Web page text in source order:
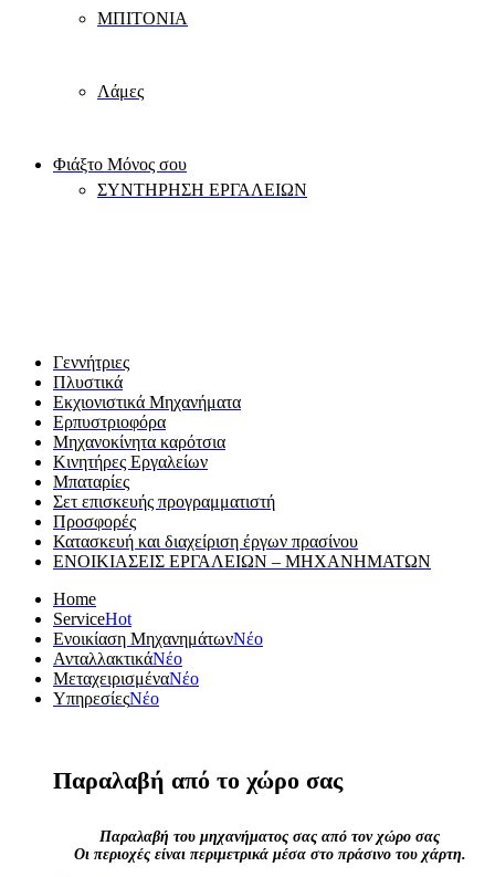
ΜΠΙΤΟΝΙΑ
Λάμες
Φιάξτο Μόνος σου
ΣΥΝΤΗΡΗΣΗ ΕΡΓΑΛΕΙΩΝ
Γεννήτριες
Πλυστικά
Εκχιονιστικά Μηχανήματα
Ερπυστριοφόρα
Μηχανοκίνητα καρότσια
Κινητήρες Εργαλείων
Μπαταρίες
Σετ επισκευής προγραμματιστή
Προσφορές
Κατασκευή και διαχείριση έργων πρασίνου
ΕΝΟΙΚΙΑΣΕΙΣ ΕΡΓΑΛΕΙΩΝ – ΜΗΧΑΝΗΜΑΤΩΝ
Home
ServiceHot
Ενοικίαση ΜηχανημάτωνΝέο
ΑνταλλακτικάΝέο
ΜεταχειρισμέναΝέο
ΥπηρεσίεςΝέο
Παραλαβή από το χώρο σας
Παραλαβή του μηχανήματος σας από τον χώρο σας
Οι περιοχές είναι περιμετρικά μέσα στο πράσινο του χάρτη.